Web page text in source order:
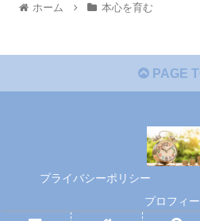
ホーム 本心を育む
PAGE
プライバシーポリシー
プロフィ